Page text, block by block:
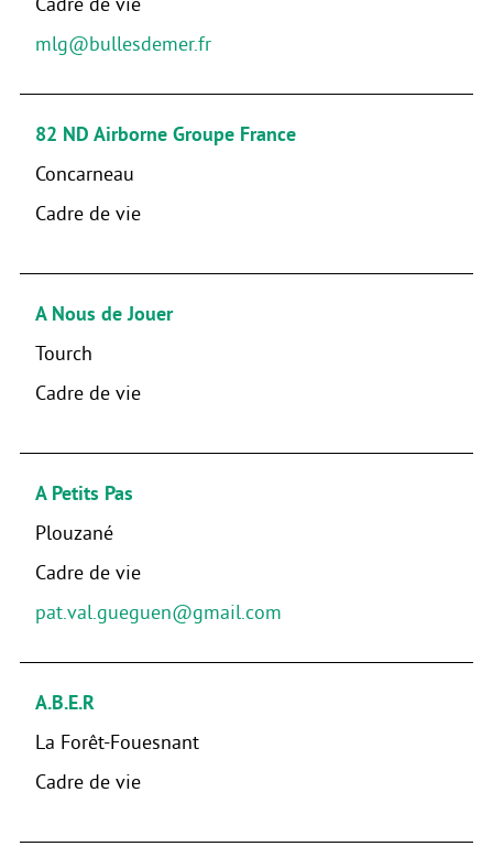
mlg@bullesdemer.fr
82 ND Airborne Groupe France
Concarneau
Cadre de vie
A Nous de Jouer
Tourch
Cadre de vie
A Petits Pas
Plouzané
Cadre de vie
pat.val.gueguen@gmail.com
A.B.E.R
La Forêt-Fouesnant
Cadre de vie